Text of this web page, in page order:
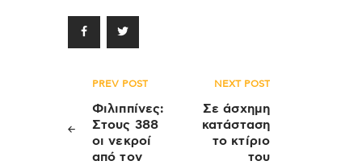
Πλοήγηση
άρθρων
PREV POST
Φιλιππίνες:
Στους 388
οι νεκροί
από τον
NEXT POST
Σε άσχημη
κατάσταση
το κτίριο
του